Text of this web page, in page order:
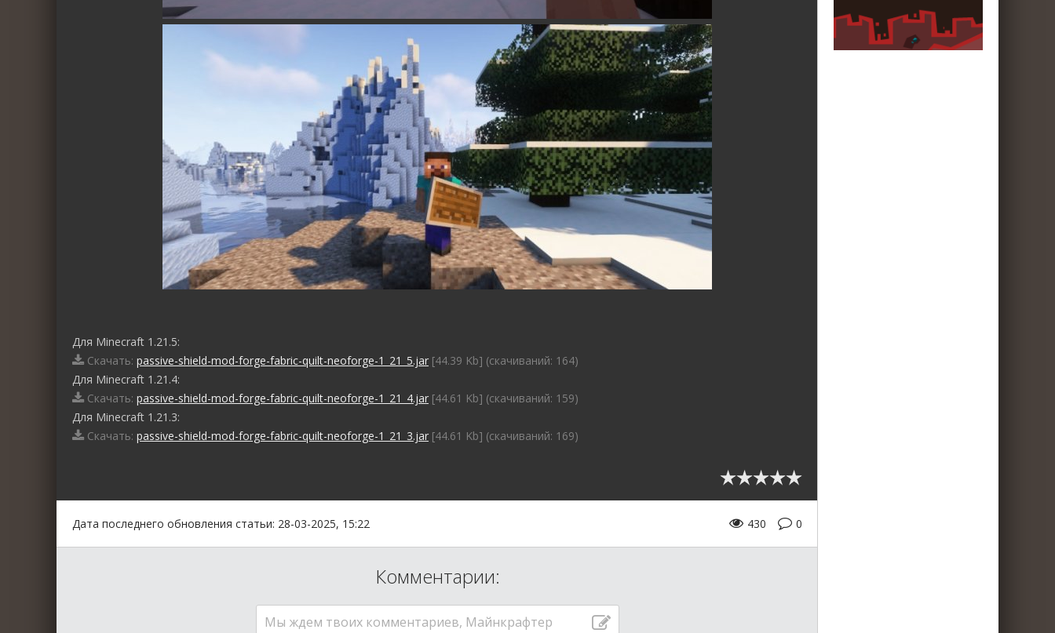
Для Minecraft 1.21.5:
Скачать: passive-shield-mod-forge-fabric-quilt-neoforge-1_21_5.jar [44.39 Kb] (cкачиваний: 164)
Для Minecraft 1.21.4:
Скачать: passive-shield-mod-forge-fabric-quilt-neoforge-1_21_4.jar [44.61 Kb] (cкачиваний: 159)
Для Minecraft 1.21.3:
Скачать: passive-shield-mod-forge-fabric-quilt-neoforge-1_21_3.jar [44.61 Kb] (cкачиваний: 169)
Дата последнего обновления статьи: 28-03-2025, 15:22 0
430
Комментарии:
Мы ждем твоих комментариев, Майнкрафтер